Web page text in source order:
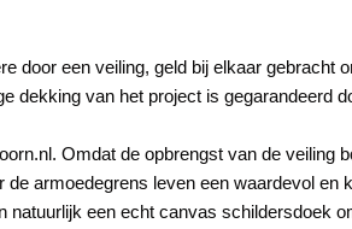
door een veiling, geld bij elkaar
dekking van het project is gegarandeerd
Omdat de opbrengst van de
de armoedegrens leven een waardevol
een echt canvas schildersdoek